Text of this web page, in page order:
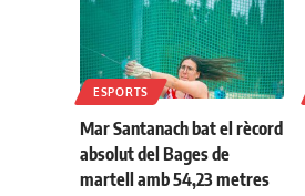
ESPORTS
Mar Santanach bat el rècord
absolut del Bages de
martell amb 54,23 metres